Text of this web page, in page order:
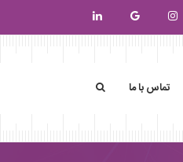
تماس با ما